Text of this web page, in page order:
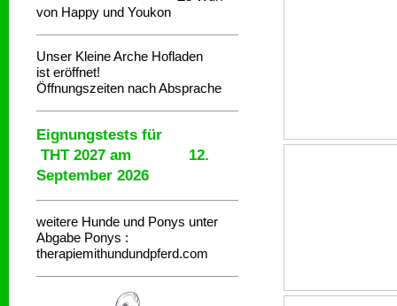
von Happy und Youkon
Unser Kleine Arche Hofladen
ist eröffnet!
Öffnungszeiten nach Absprache
Eignungstests für
THT 2027 am 12.
September 2026
weitere Hunde und Ponys unter
Abgabe Ponys :
therapiemithundundpferd.com